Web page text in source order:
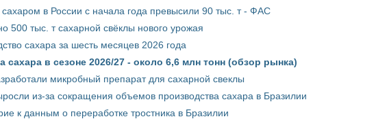
в России с начала года превысили 90 тыс. т - ФАС
500 тыс. т сахарной свёклы нового урожая
сахара за шесть месяцев 2026 года
сахара в сезоне 2026/27 - около 6,6 млн тонн (обзор рынка)
микробный препарат для сахарной свеклы
из-за сокращения объемов производства сахара в Бразилии
к данным о переработке тростника в Бразилии